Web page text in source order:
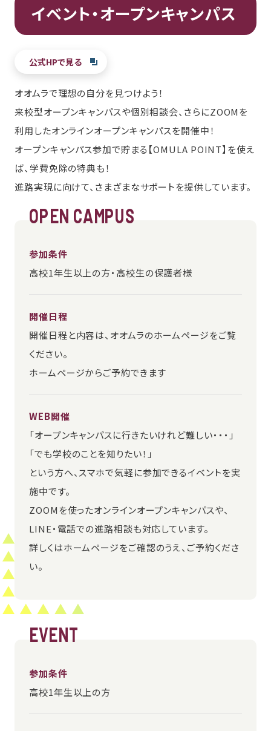
イベント・オープンキャンパス
公式HPで見る
オオムラで理想の自分を見つけよう！
来校型オープンキャンパスや個別相談会、さらにZOOMを
利用したオンラインオープンキャンパスを開催中！
オープンキャンパス参加で貯まる【OMULA POINT】を使え
ば、学費免除の特典も！
進路実現に向けて、さまざまなサポートを提供しています。
OPEN CAMPUS
参加条件
高校1年生以上の方・高校生の保護者様
開催日程
開催日程と内容は、オオムラのホームページをご覧
ください。
ホームページからご予約できます
WEB開催
「オープンキャンパスに行きたいけれど難しい・・・」
「でも学校のことを知りたい！」
という方へ、スマホで気軽に参加できるイベントを実
施中です。
ZOOMを使ったオンラインオープンキャンパスや、
LINE・電話での進路相談も対応しています。
詳しくはホームページをご確認のうえ、ご予約くださ
い。
EVENT
参加条件
高校1年生以上の方